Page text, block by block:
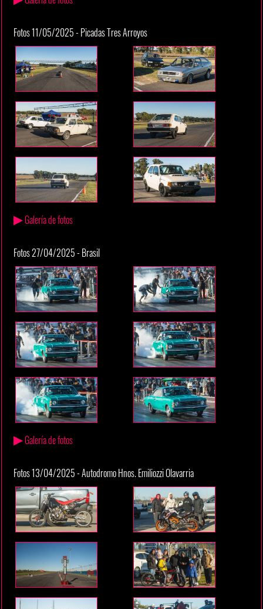
Fotos 11/05/2025 - Picadas Tres Arroyos
▶Galería de fotos
Fotos 27/04/2025 - Brasil
▶Galería de fotos
Fotos 13/04/2025 - Autodromo Hnos. Emiliozzi Olavarria